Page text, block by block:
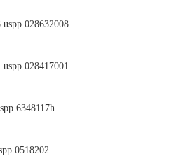
028632008
028417001
6348117h
0518202